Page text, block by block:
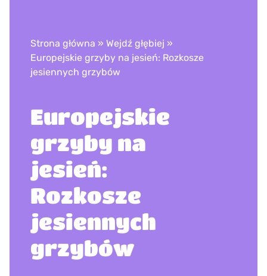
Strona główna » Wejdź głębiej »
Europejskie grzyby na jesień: Rozkosze
jesiennych grzybów
​​​Europejskie
grzyby na
jesień:
Rozkosze
jesiennych
grzybów